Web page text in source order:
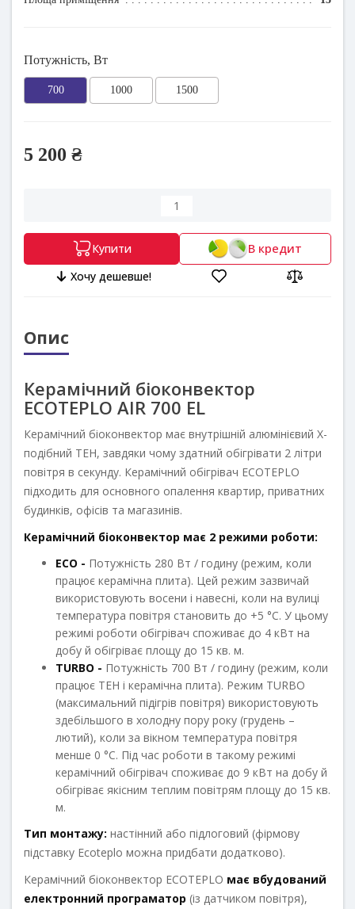
Потужність, Вт
700 1000 1500
5 200 ₴
Купити В кредит
Хочу дешевше!
Опис
Керамічний біоконвектор
ECOTEPLO AIR 700 EL
Керамічний біоконвектор має внутрішній алюмінієвий Х-
подібний ТЕН, завдяки чому здатний обігрівати 2 літри
повітря в секунду. Керамічний обігрівач ECOTEPLO
підходить для основного опалення квартир, приватних
будинків, офісів та магазинів.
Керамічний біоконвектор має 2 режими роботи:
ECO - Потужність 280 Вт / годину (режим, коли
працює керамічна плита). Цей режим зазвичай
використовують восени і навесні, коли на вулиці
температура повітря становить до +5 °С. У цьому
режимі роботи обігрівач споживає до 4 кВт на
добу й обігріває площу до 15 кв. м.
TURBO - Потужність 700 Вт / годину (режим, коли
працює ТЕН і керамічна плита). Режим TURBO
(максимальний підігрів повітря) використовують
здебільшого в холодну пору року (грудень –
лютий), коли за вікном температура повітря
менше 0 °С. Під час роботи в такому режимі
керамічний обігрівач споживає до 9 кВт на добу й
обігріває якісним теплим повітрям площу до 15 кв.
м.
Тип монтажу: настінний або підлоговий (фірмову
підставку Ecoteрlo можна придбати додатково).
Керамічний біоконвектор ECOTEPLO має вбудований
електронний програматор (із датчиком повітря),